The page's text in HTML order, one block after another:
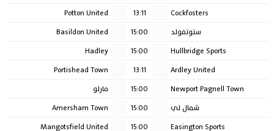
Cockfosters
13:11
Potton United
ستوتفولد
15:00
Basildon United
Hullbridge Sports
15:00
Hadley
Ardley United
13:11
Portishead Town
Newport Pagnell Town
15:00
مارلو
شمال لي
15:00
Amersham Town
Easington Sports
15:00
Mangotsfield United